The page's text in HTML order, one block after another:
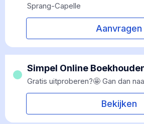
Sprang-Capelle
Aanvragen
Simpel Online
Gratis uitproberen?🤩 Gan dan
Bekijken